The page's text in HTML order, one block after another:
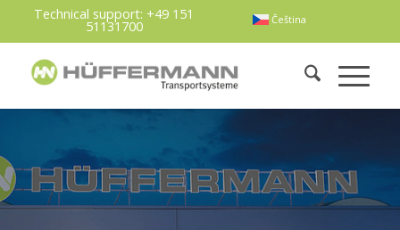
Čeština
Technical support: +49 151
51131700